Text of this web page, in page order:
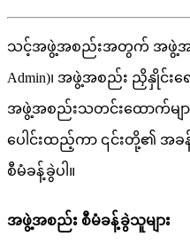
သငအဖအစညအတက အဖ
Admin)၊ အဖအစည ညနင
အဖအစညသတငထက
ပ ငထညက ၎ငတ၏ အခ
စမခနခပ ။
အဖအစည စမခနခသမ